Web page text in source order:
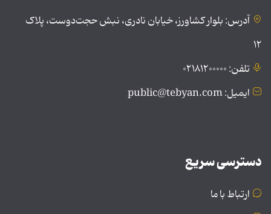
آدرس: بلوار کشاورز، خیابان نادری، نبش حجت‌دوست، پلاک
۱۲
تلفن: ۰۲۱۸۱۲۰۰۰۰۰
ایمیل: public@tebyan.com
دسترسی سریع
ارتباط با ما